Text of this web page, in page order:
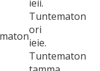
ieii.
Tuntematon
ori
ieie.
Tuntematon